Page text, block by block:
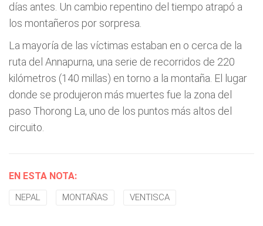
días antes. Un cambio repentino del tiempo atrapó a
los montañeros por sorpresa.
La mayoría de las víctimas estaban en o cerca de la
ruta del Annapurna, una serie de recorridos de 220
kilómetros (140 millas) en torno a la montaña. El lugar
donde se produjeron más muertes fue la zona del
paso Thorong La, uno de los puntos más altos del
circuito.
EN ESTA NOTA:
NEPAL MONTAÑAS VENTISCA